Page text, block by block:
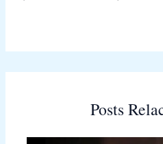
Posts